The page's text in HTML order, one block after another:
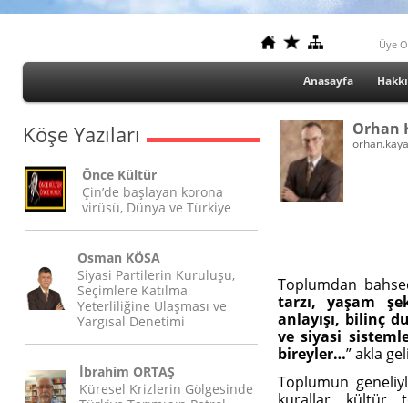
Üye
Anasayfa
Köşe Yazıları
Önce Kültür
Çin’de başlayan korona
virüsü, Dünya ve Türkiye
Osman KÖSA
Siyasi Partilerin Kuruluşu,
Seçimlere Katılma
Yeterliliğine Ulaşması ve
Yargısal Denetimi
İbrahim ORTAŞ
Küresel Krizlerin Gölgesinde
Orhan
Toplumdan
tarzı, yaşam
anlayışı, bilinç
ve siyasi
bireyler…” akla
Toplumun